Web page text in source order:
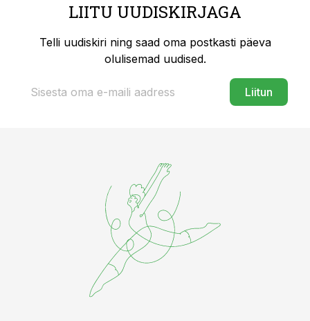
LIITU UUDISKIRJAGA
Telli uudiskiri ning saad oma postkasti päeva
olulisemad uudised.
Liitun